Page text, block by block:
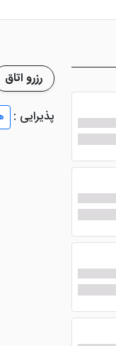
35 اتاق دارد که با سبکی
طبقه زیرین هتل قرار
هتل بستان تهران
سونا، جکوزی، اتاق
هتل رودکی تهران
رزرو اتاق
پذیرایی :